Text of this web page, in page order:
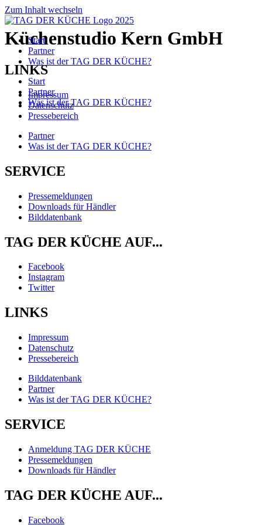
Zum Inhalt wechseln
Start
Partner
Was ist der TAG DER KÜCHE?
Start
Partner
Was ist der TAG DER KÜCHE?
Küchenstudio Kern GmbH
LINKS
Impressum
Datenschutz
Pressebereich
Partner
Was ist der TAG DER KÜCHE?
SERVICE
Pressemeldungen
Downloads für Händler
Bilddatenbank
TAG DER KÜCHE AUF...
Facebook
Instagram
Twitter
LINKS
Impressum
Datenschutz
Pressebereich
Bilddatenbank
Partner
Was ist der TAG DER KÜCHE?
SERVICE
Anmeldung TAG DER KÜCHE
Pressemeldungen
Downloads für Händler
TAG DER KÜCHE AUF...
Facebook